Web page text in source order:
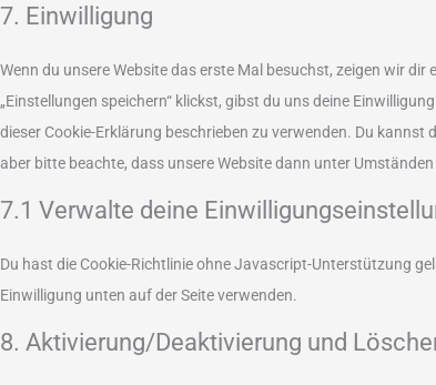
7. Einwilligung
Wenn du unsere Website das erste Mal besuchst, zeigen wir
„Einstellungen speichern“ klickst, gibst du uns deine
dieser Cookie-Erklärung beschrieben zu verwenden. Du
aber bitte beachte, dass unsere Website dann unter
7.1 Verwalte deine
Du hast die Cookie-Richtlinie ohne Javascript-Unterstützung
Einwilligung unten auf der Seite verwenden.
8. Aktivierung/Deaktivierung und